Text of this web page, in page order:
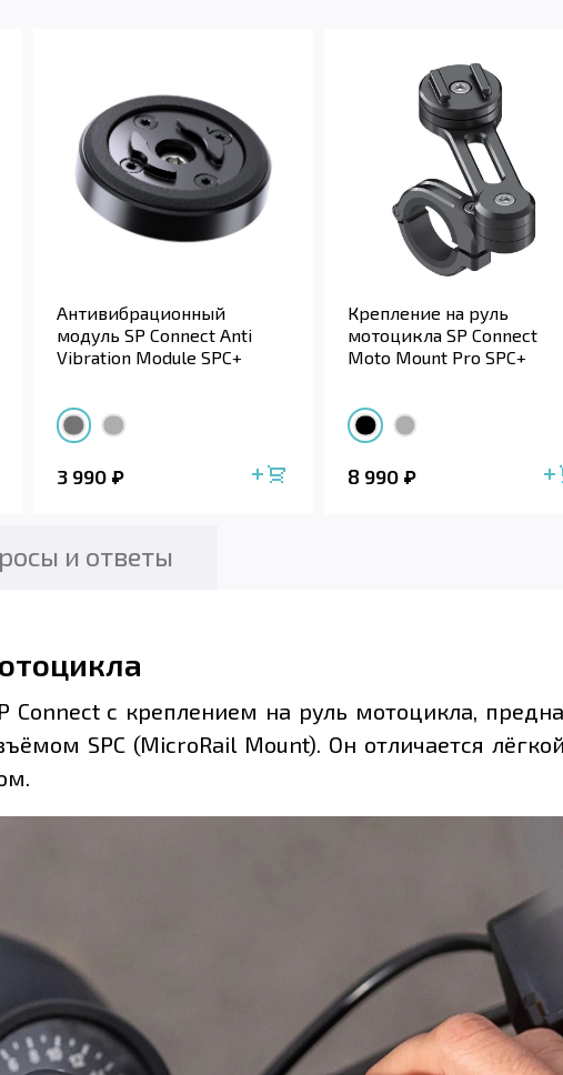
Антивибрационный
модуль SP Connect Anti
Vibration Module SPC+
3 990
Крепление на руль
мотоцикла SP Connect
Moto Mount Pro SPC+
8 990
и ответы
с креплением на руль мотоцикла,
SPC (MicroRail Mount). Он отличается